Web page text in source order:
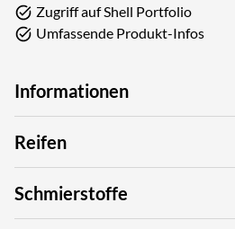
Zugriff auf Shell Portfolio
Umfassende Produkt-Infos
Informationen
Reifen
Schmierstoffe